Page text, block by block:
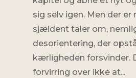
sig selv igen. Men der er
sjældent taler om,
desorientering, der
kærligheden forsvinder.
forvirring over ikke at...